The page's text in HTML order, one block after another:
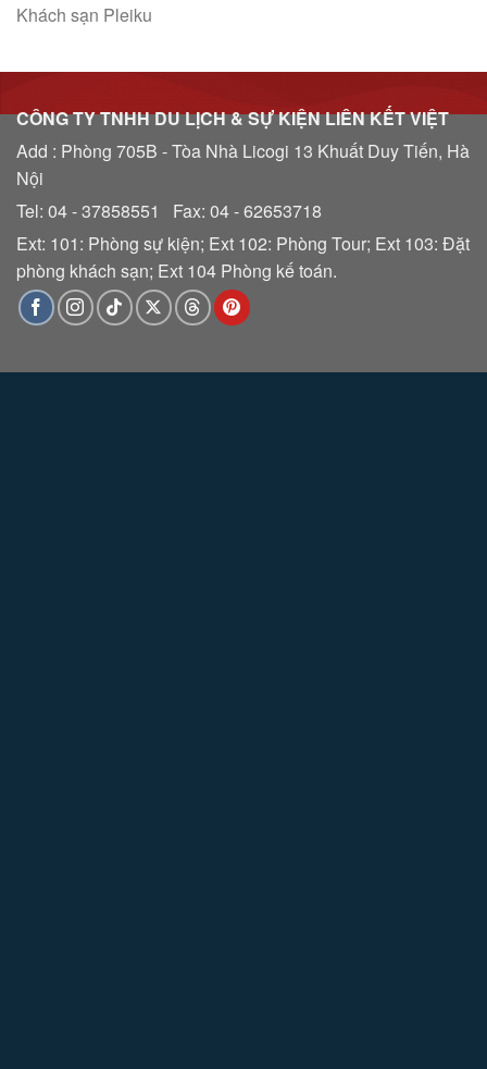
Khách sạn Pleiku
CÔNG TY TNHH DU LỊCH & SỰ KIỆN LIÊN KẾT VIỆT
Add : Phòng 705B - Tòa Nhà Licogi 13 Khuất Duy Tiến, Hà
Nội
Tel: 04 - 37858551 Fax: 04 - 62653718
Ext: 101: Phòng sự kiện; Ext 102: Phòng Tour; Ext 103: Đặt
phòng khách sạn; Ext 104 Phòng kế toán.